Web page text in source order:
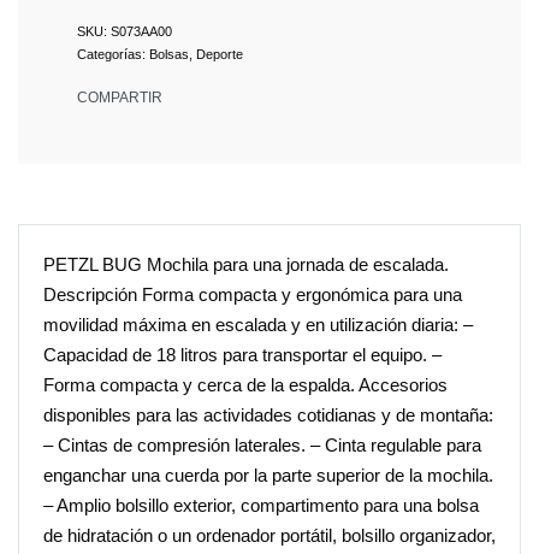
S073AA00
Categorías: Bolsas Deporte
COMPARTIR
PETZL BUG Mochila para una jornada de escalada.
Descripción Forma compacta y ergonómica para una
movilidad máxima en escalada y en utilización diaria: –
Capacidad de 18 litros para transportar el equipo. –
Forma compacta y cerca de la espalda. Accesorios
disponibles para las actividades cotidianas y de montaña:
– Cintas de compresión laterales. – Cinta regulable para
enganchar una cuerda por la parte superior de la mochila.
– Amplio bolsillo exterior, compartimento para una bolsa
de hidratación o un ordenador portátil, bolsillo organizador,